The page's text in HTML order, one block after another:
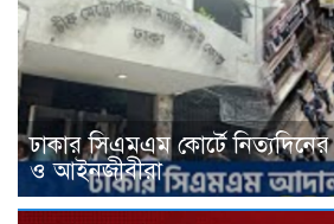
ঢাকার সিএমএম কোর্টে নিত্যদিনের
ও আইনজীবীরা